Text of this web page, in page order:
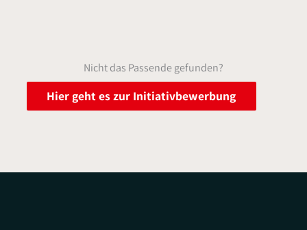
Nicht das Passende gefunden?
Hier geht es zur Initiativbewerbung